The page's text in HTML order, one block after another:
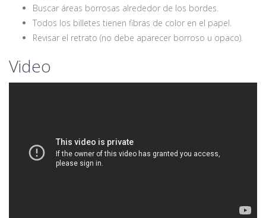
Buscar áreas borrosas alrededor de los bordes.
Todos los billetes tienen fibras de color en el papel.
Revisar el retrato (no debe aparecer borroso u opaco).
Video